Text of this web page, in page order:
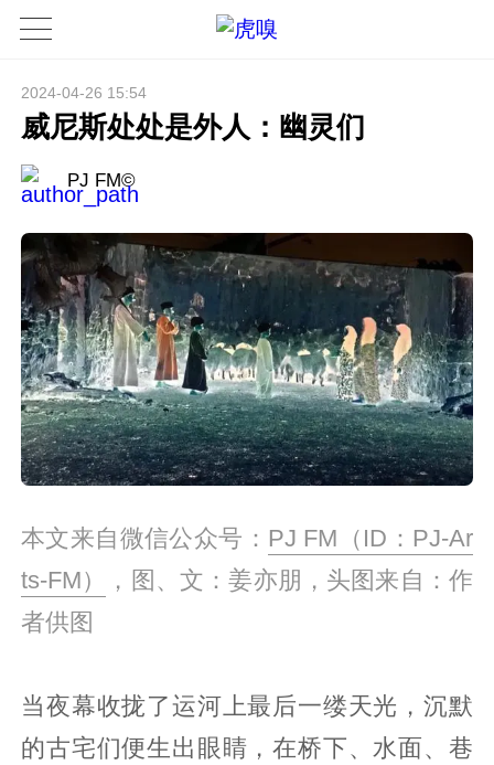
2024-04-26 15:54
威尼斯处处是外人：幽灵们
PJ FM©
本文来自微信公众号： PJ FM（ID：PJ-Ar
ts-FM）
，图、文：姜亦朋，头图来自：作
者供图
当夜幕收拢了运河上最后一缕天光，沉默
的古宅们便生出眼睛，在桥下、水面、巷